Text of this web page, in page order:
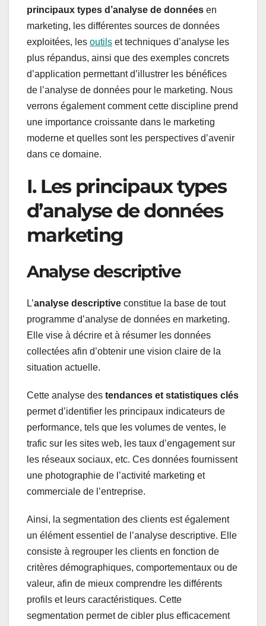
principaux types d’analyse de données en
marketing, les différentes sources de données
exploitées, les outils et techniques d’analyse les
plus répandus, ainsi que des exemples concrets
d’application permettant d’illustrer les bénéfices
de l’analyse de données pour le marketing. Nous
verrons également comment cette discipline prend
une importance croissante dans le marketing
moderne et quelles sont les perspectives d’avenir
dans ce domaine.
I. Les principaux types
d’analyse de données
marketing
Analyse descriptive
L’analyse descriptive constitue la base de tout
programme d’analyse de données en marketing.
Elle vise à décrire et à résumer les données
collectées afin d’obtenir une vision claire de la
situation actuelle.
Cette analyse des tendances et statistiques clés
permet d’identifier les principaux indicateurs de
performance, tels que les volumes de ventes, le
trafic sur les sites web, les taux d’engagement sur
les réseaux sociaux, etc. Ces données fournissent
une photographie de l’activité marketing et
commerciale de l’entreprise.
Ainsi, la segmentation des clients est également
un élément essentiel de l’analyse descriptive. Elle
consiste à regrouper les clients en fonction de
critères démographiques, comportementaux ou de
valeur, afin de mieux comprendre les différents
profils et leurs caractéristiques. Cette
segmentation permet de cibler plus efficacement